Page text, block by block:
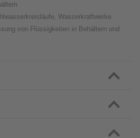
Wasserkraftwerke
von Flüssigkeiten in Behältern und